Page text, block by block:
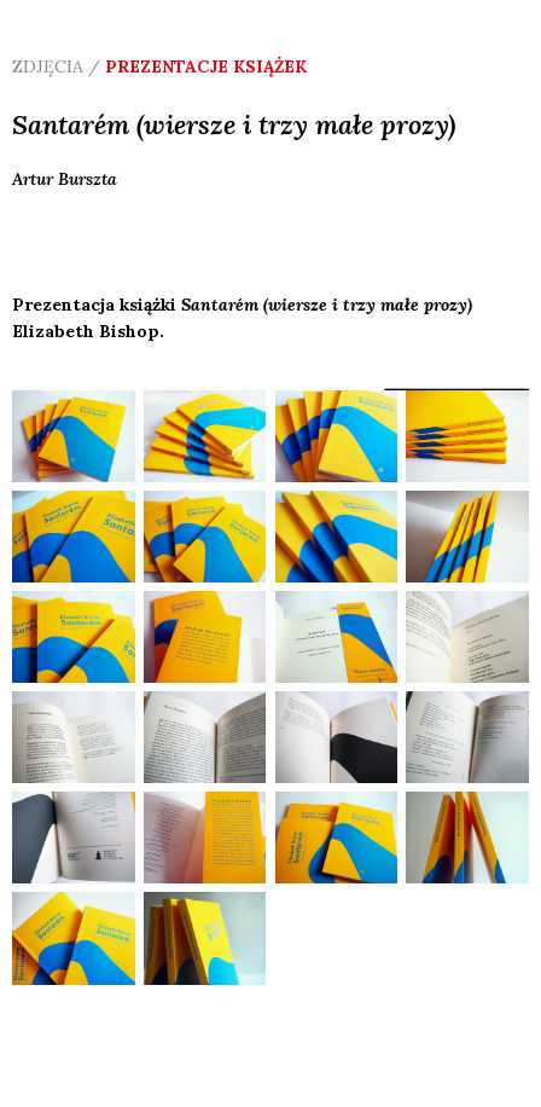
ZDJĘCIA / PREZENTACJE KSIĄŻEK
Santarém (wiersze i trzy małe prozy)
ArturBurszta
Prezentacja książki Santarém (wiersze i trzy małe prozy)
Elizabeth Bishop.